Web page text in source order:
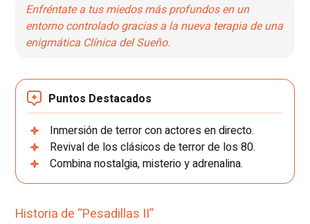
Enfréntate a tus miedos más profundos en un
entorno controlado gracias a la nueva terapia de una
enigmática Clínica del Sueño.
Puntos Destacados
Inmersión de terror con actores en directo.
Revival de los clásicos de terror de los 80.
Combina nostalgia, misterio y adrenalina.
Historia de “Pesadillas II”